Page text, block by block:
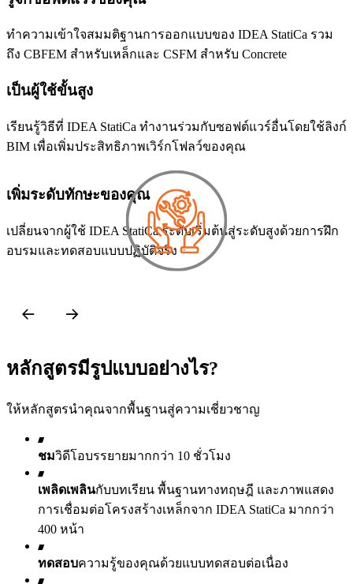
ทำความเข้าใจสมมติฐานการออกแบบของ IDEA StatiCa รวม
ถึง CBFEM สำหรับเหล็กและ CSFM สำหรับ Concrete
เป็นผู้ใช้ขั้นสูง
เรียนรู้วิธีที่ IDEA StatiCa ทำงานร่วมกับซอฟต์แวร์อื่นโดยใช้ลิงก์
BIM เพื่อเพิ่มประสิทธิภาพเวิร์กโฟลว์ของคุณ
เพิ่มระดับทักษะของคุณ
เปลี่ยนจากผู้ใช้ IDEA StatiCa ระดับเริ่มต้นสู่ระดับสูงด้วยการฝึก
อบรมและทดสอบแบบปฏิบัติจริง
หลักสูตรมีรูปแบบอย่างไร?
ให้หลักสูตรนำคุณจากพื้นฐานสู่ความเชี่ยวชาญ
ชมวิดีโอบรรยายมากกว่า 10 ชั่วโมง
เพลิดเพลินกับบทเรียน พื้นฐานทางทฤษฎี และภาพแสดง
การเชื่อมต่อโครงสร้างเหล็กจาก IDEA StatiCa มากกว่า
400 หน้า
ทดสอบความรู้ของคุณด้วยแบบทดสอบต่อเนื่อง